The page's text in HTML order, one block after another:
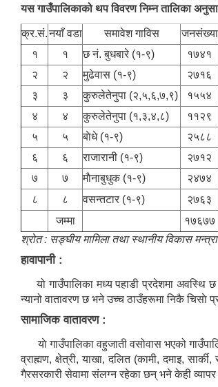
यस गाउँपालिकाको थप विवरण निम्न तालिका
क्र.सं.नयाँ वडा समावेश गाविस जनसंख्या
१
१ छ नं. बुधबारे (१-९) १७४१
२
२ मुढेवास (१-९) २७१६
३
३ कुरुलेतेनुपा (२,५,६,७,९) १५५४
४
४ कुरुलेतेनुपा (१,३,४,८) ११२९
५
५ बाेधे (१-९) २५८८
६
६ राजारानी (१-९) २७१२
७
७ माैनाबुधुक (१-९) २४७४
८
८ वसन्तटार (१-९) २७६३
जम्मा
१७६७७
श्रोत : सङ्घीय मामिला तथा स्थानीय विकास
हावापानी :
यो गाउँपालिका मध्य पहाडी प्रदेशमा अवस्थि छ
न्यानो वातावरण छ भने उच्च ठाउँहरूमा निकै चिसाे
सामाजिक वातावरण :
याे गाउँपालिका वहुजाती वसोवास भएको
व्राह्मण, क्षेत्री, याखा, दलित (कामी, दमाइ,
गैरसरकारी सेवामा संलग्न रहेका छन् भने केही व्यापर